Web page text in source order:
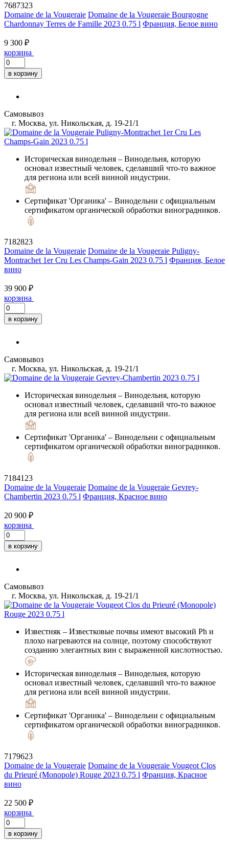
7687323
Domaine de la Vougeraie Domaine de la Vougeraie Bourgogne
Chardonnay Terres de Famille 2023 0.75 l Франция, Белое вино
9 300 ₽
корзина
в корзину
Самовывоз
г. Москва, ул. Никольская, д. 19-21/1
Историческая винодельня – Винодельня, которую
основал известный человек, сделавший что-то важное
для региона или всей винной индустрии.
Сертификат 'Органика' – Винодельни с официальным
сертификатом органической обработки виноградников.
7182823
Domaine de la Vougeraie Domaine de la Vougeraie Puligny-
Montrachet 1er Cru Les Champs-Gain 2023 0.75 l Франция, Белое
вино
39 900 ₽
корзина
в корзину
Самовывоз
г. Москва, ул. Никольская, д. 19-21/1
Историческая винодельня – Винодельня, которую
основал известный человек, сделавший что-то важное
для региона или всей винной индустрии.
Сертификат 'Органика' – Винодельни с официальным
сертификатом органической обработки виноградников.
7184123
Domaine de la Vougeraie Domaine de la Vougeraie Gevrey-
Chambertin 2023 0.75 l Франция, Красное вино
20 900 ₽
корзина
в корзину
Самовывоз
г. Москва, ул. Никольская, д. 19-21/1
Известняк – Известковые почвы имеют высокий Ph и
плохо нагреваются на солнце, поэтому способствуют
созданию элегантных вин с выраженной кислотностью.
Историческая винодельня – Винодельня, которую
основал известный человек, сделавший что-то важное
для региона или всей винной индустрии.
Сертификат 'Органика' – Винодельни с официальным
сертификатом органической обработки виноградников.
7179623
Domaine de la Vougeraie Domaine de la Vougeraie Vougeot Clos
du Prieuré (Monopole) Rouge 2023 0.75 l Франция, Красное
вино
22 500 ₽
корзина
в корзину